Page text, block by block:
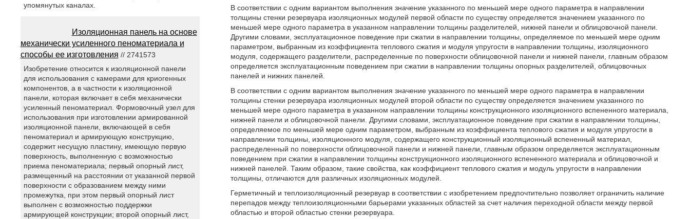
В соответствии с одним вариантом выполнения значение указанного по меньшей мере одного параметра в направлении
толщины стенки резервуара изоляционных модулей первой области по существу определяется значением указанного по
меньшей мере одного параметра в указанном направлении толщины разделителей, нижней панели и облицовочной панели.
Другими словами, эксплуатационное поведение при сжатии в направлении толщины, определяемое по меньшей мере одним
параметром, выбранным из коэффициента теплового сжатия и модуля упругости в направлении толщины, изоляционного
модуля, содержащего разделители, распределенные по поверхности облицовочной панели и нижней панели, главным образом
определяется эксплуатационным поведением при сжатии в направлении толщины опорных разделителей, облицовочных
панелей и нижних панелей.
В соответствии с одним вариантом выполнения значение указанного по меньшей мере одного параметра в направлении
толщины стенки резервуара изоляционных модулей второй области по существу определяется значением указанного по
меньшей мере одного параметра в указанном направлении толщины конструкционного изоляционного вспененного материала,
нижней панели и облицовочной панели. Другими словами, эксплуатационное поведение при сжатии в направлении толщины,
определяемое по меньшей мере одним параметром, выбранным из коэффициента теплового сжатия и модуля упругости в
направлении толщины, изоляционного модуля, содержащего конструкционный изоляционный вспененный материал,
распределенный по поверхности облицовочной панели и нижней панели, главным образом определяется эксплуатационным
поведением при сжатии в направлении толщины конструкционного изоляционного вспененного материала и облицовочной и
нижней панелей. Таким образом, такие свойства, как коэффициент теплового сжатия и модуль упругости в направлении
толщины, отличаются для различных изоляционных модулей.
Герметичный и теплоизоляционный резервуар в соответствии с изобретением предпочтительно позволяет ограничить наличие
перепадов между теплоизоляционными барьерами указанных областей за счет наличия переходной области между первой
областью и второй областью стенки резервуара.
упомянутых каналах.
Изоляционная панель на основе
механически усиленного пеноматериала и
способы ее изготовления // 2741573
Изобретение относится к изоляционной панели
для использования с камерами для криогенных
компонентов, а в частности к изоляционной
панели, которая включает в себя механически
усиленный пеноматериал. Формовочный узел для
использования при изготовлении армированной
изоляционной панели, включающей в себя
пеноматериал и армирующую конструкцию,
содержит несущую пластину, имеющую первую
поверхность, выполненную с возможностью
приема пеноматериала; первый опорный лист,
размещенный на расстоянии от указанной первой
поверхности с образованием между ними
промежутка, при этом первый опорный лист
выполнен с возможностью поддержки
армирующей конструкции; второй опорный лист,